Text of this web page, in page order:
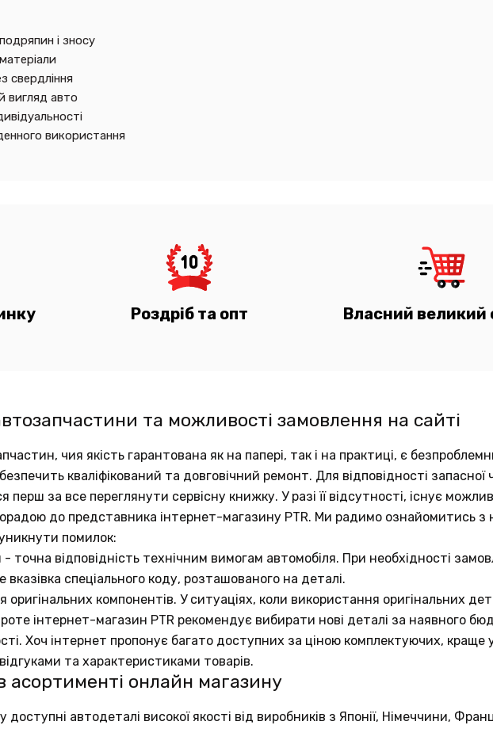
і зносу
свердління
вигляд авто
використання
Роздріб та опт Власний великий
та можливості замовлення на сайті
чия якість гарантована як на папері, так і на практиці, є
кваліфікований та довговічний ремонт. Для відповідності
перш за все переглянути сервісну книжку. У разі її відсутності, існує
до представника інтернет-магазину PTR. Ми радимо ознайомитись
помилок:
точна відповідність технічним вимогам автомобіля. При необхідності
вказівка спеціального коду, розташованого на деталі.
оригінальних компонентів. У ситуаціях, коли використання оригінальних
інтернет-магазин PTR рекомендує вибирати нові деталі за наявного
Хоч інтернет пропонує багато доступних за ціною комплектуючих, краще
та характеристиками товарів.
онлайн магазину
автодеталі високої якості від виробників з Японії, Німеччини,